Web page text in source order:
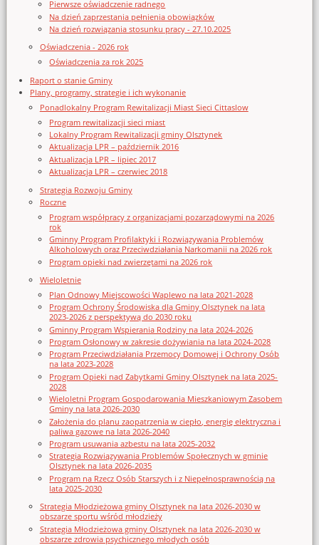
Pierwsze oświadczenie radnego
Na dzień zaprzestania pełnienia obowiązków
Na dzień rozwiązania stosunku pracy - 27.10.2025
Oświadczenia - 2026 rok
Oświadczenia za rok 2025
Raport o stanie Gminy
Plany, programy, strategie i ich wykonanie
Ponadlokalny Program Rewitalizacji Miast Sieci Cittaslow
Program rewitalizacji sieci miast
Lokalny Program Rewitalizacji gminy Olsztynek
Aktualizacja LPR – październik 2016
Aktualizacja LPR – lipiec 2017
Aktualizacja LPR – czerwiec 2018
Strategia Rozwoju Gminy
Roczne
Program współpracy z organizacjami pozarządowymi na 2026
rok
Gminny Program Profilaktyki i Rozwiązywania Problemów
Alkoholowych oraz Przeciwdziałania Narkomanii na 2026 rok
Program opieki nad zwierzętami na 2026 rok
Wieloletnie
Plan Odnowy Miejscowości Waplewo na lata 2021-2028
Program Ochrony Środowiska dla Gminy Olsztynek na lata
2023-2026 z perspektywą do 2030 roku
Gminny Program Wspierania Rodziny na lata 2024-2026
Program Osłonowy w zakresie dożywiania na lata 2024-2028
Program Przeciwdziałania Przemocy Domowej i Ochrony Osób
na lata 2023-2028
Program Opieki nad Zabytkami Gminy Olsztynek na lata 2025-
2028
Wieloletni Program Gospodarowania Mieszkaniowym Zasobem
Gminy na lata 2026-2030
Założenia do planu zaopatrzenia w ciepło, energię elektryczna i
paliwa gazowe na lata 2026-2040
Program usuwania azbestu na lata 2025-2032
Strategia Rozwiązywania Problemów Społecznych w gminie
Olsztynek na lata 2026-2035
Program na Rzecz Osób Starszych i z Niepełnosprawnością na
lata 2025-2030
Strategia Młodzieżowa gminy Olsztynek na lata 2026-2030 w
obszarze sportu wśród młodzieży
Strategia Młodzieżowa gminy Olsztynek na lata 2026-2030 w
obszarze zdrowia psychicznego młodych osób